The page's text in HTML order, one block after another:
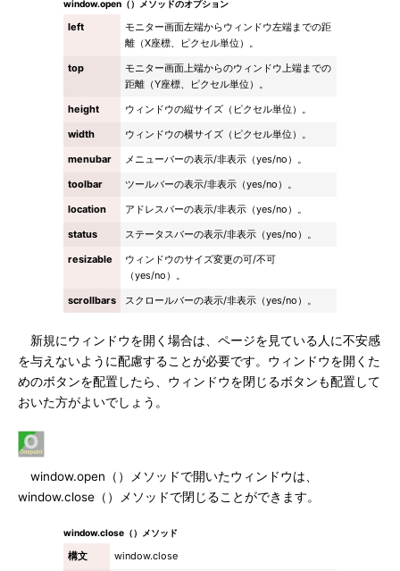
window.open（）メソッドのオプション
left
モニター画面左端からウィンドウ左端までの距
離（X座標、ピクセル単位）。
top
モニター画面上端からのウィンドウ上端までの
距離（Y座標、ピクセル単位）。
height
ウィンドウの縦サイズ（ピクセル単位）。
width
ウィンドウの横サイズ（ピクセル単位）。
menubar
メニューバーの表示/非表示（yes/no）。
toolbar
ツールバーの表示/非表示（yes/no）。
location
アドレスバーの表示/非表示（yes/no）。
status
ステータスバーの表示/非表示（yes/no）。
resizable
ウィンドウのサイズ変更の可/不可
（yes/no）。
scrollbars
スクロールバーの表示/非表示（yes/no）。
新規にウィンドウを開く場合は、ページを見ている人に不安感
を与えないように配慮することが必要です。ウィンドウを開くた
めのボタンを配置したら、ウィンドウを閉じるボタンも配置して
おいた方がよいでしょう。
window.open（）メソッドで開いたウィンドウは、
window.close（）メソッドで閉じることができます。
window.close（）メソッド
構文
window.close